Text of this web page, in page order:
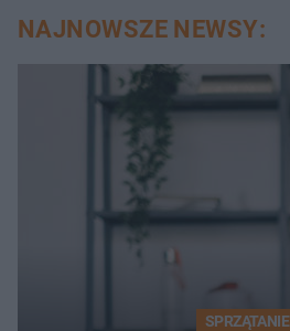
NAJNOWSZE NEWSY:
SPRZĄTANIE